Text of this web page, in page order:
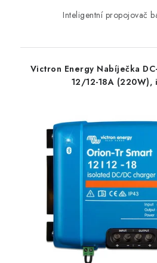
Inteligentní propojovač
Victron Energy Nabíječka
12/12-18A (220W),